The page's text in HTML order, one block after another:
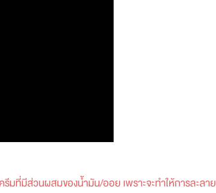
รีมที่มีส่วนผสมของน้ำมัน/ออย เพราะจะทำให้การละลาย